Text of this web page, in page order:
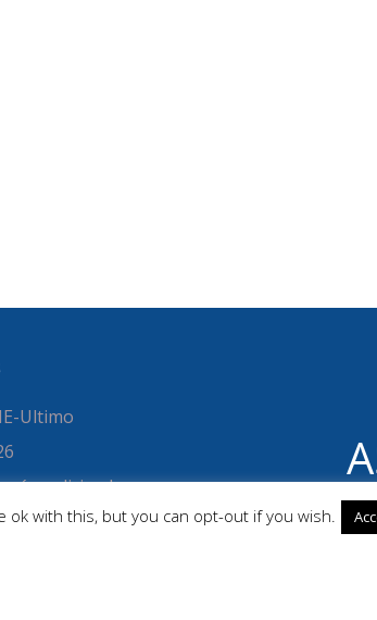
Ultimo
en diciembre
de sus
© 2026 ASIME.
y el
with this, but you can opt-out if you wish.